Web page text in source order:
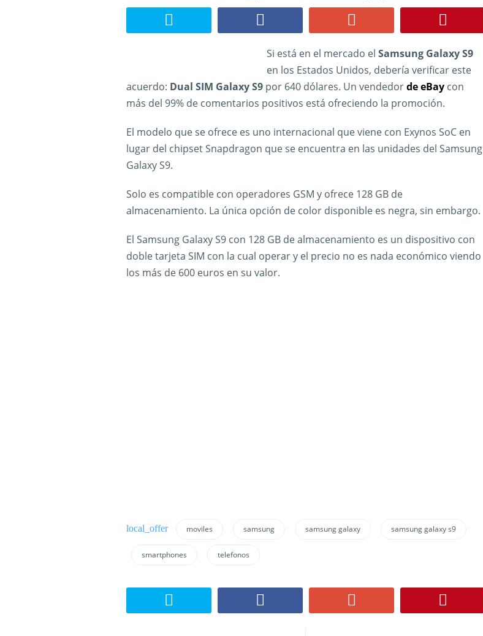
Si está en el mercado el Samsung Galaxy S9
en los Estados Unidos, debería verificar este
acuerdo: Dual SIM Galaxy S9 por 640 dólares. Un vendedorde eBay con
más del 99% de comentarios positivos está ofreciendo la promoción.
El modelo que se ofrece es uno internacional que viene con Exynos SoC en
lugar del chipset Snapdragon que se encuentra en las unidades del Samsung
Galaxy S9.
Solo es compatible con operadores GSM y ofrece 128 GB de
almacenamiento. La única opción de color disponible es negra, sin embargo.
El Samsung Galaxy S9 con 128 GB de almacenamiento es un dispositivo con
doble tarjeta SIM con la cual operar y el precio no es nada económico viendo
los más de 600 euros en su valor.
moviles samsung samsung galaxy samsung galaxy s9
smartphones telefonos